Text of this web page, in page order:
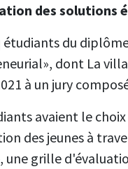
des solutions
étudiants du
dont La
à un jury
avaient le
des jeunes à
une grille